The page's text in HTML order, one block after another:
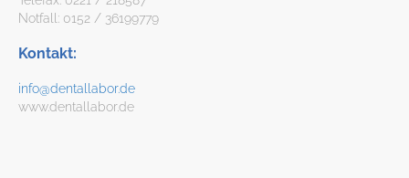
Notfall: 0152 / 36199779
Kontakt:
info@dentallabor.de
www.dentallabor.de